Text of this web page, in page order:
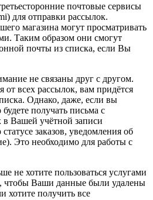
почтовые сервисы
для отправки рассылок.
магазина могут просматривать
Таким образом они смогут
почты из списка, если Вы
не связаны друг с другом.
от всех рассылок, вам придётся
Однако, даже, если вы
получать письма с
Вашей учётной записи
заказов, уведомления об
Это необходимо для работы с
не хотите пользоваться услугами
чтобы Ваши данные были удалены
хотите получить все